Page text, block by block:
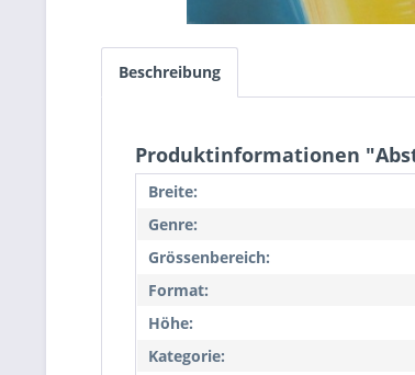
Beschreibung
Produktinformationen
Breite:
Genre:
Grössenbereich:
Format:
Höhe:
Kategorie: